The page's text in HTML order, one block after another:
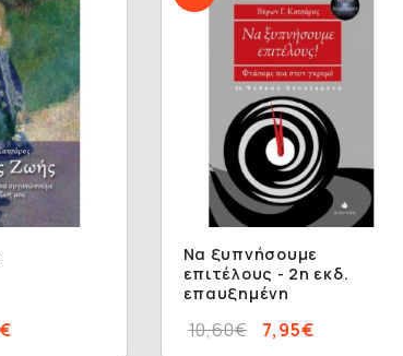
Να ξυπνήσουμε
επιτέλους - 2η εκδ.
επαυξημένη
7,95€
10,60€